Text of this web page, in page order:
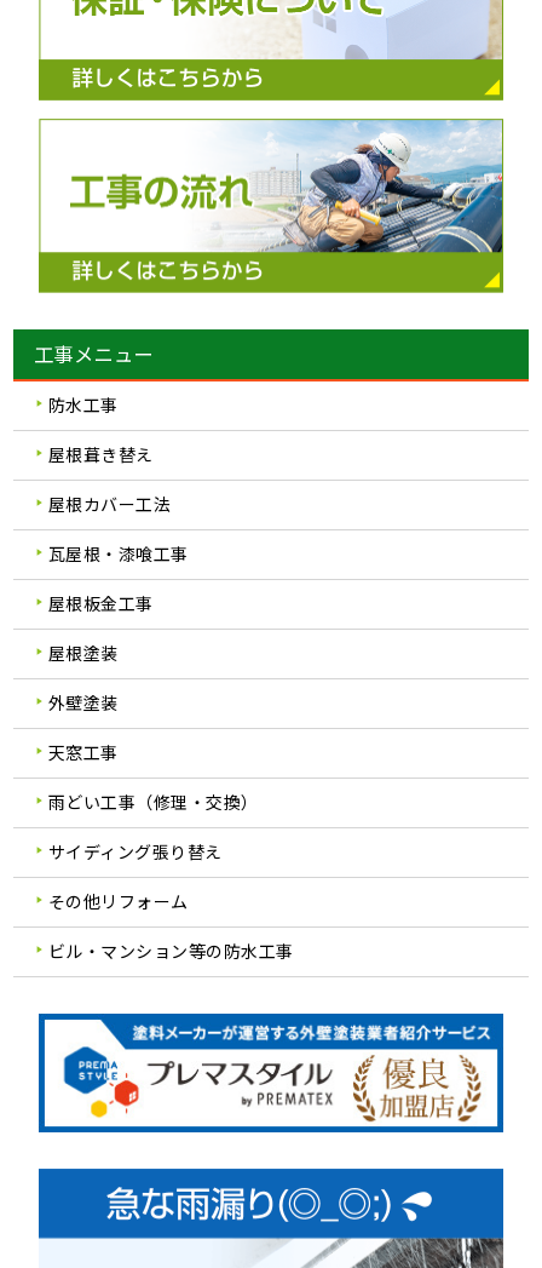
工事メニュー
防水工事
屋根葺き替え
屋根カバー工法
瓦屋根・漆喰工事
屋根板金工事
屋根塗装
外壁塗装
天窓工事
雨どい工事（修理・交換）
サイディング張り替え
その他リフォーム
ビル・マンション等の防水工事